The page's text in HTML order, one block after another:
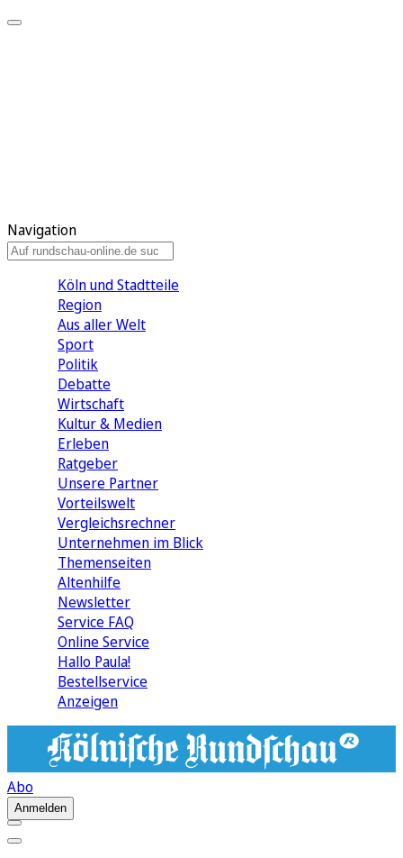
Navigation
Köln und Stadtteile
Region
Aus aller Welt
Sport
Politik
Debatte
Wirtschaft
Kultur & Medien
Erleben
Ratgeber
Unsere Partner
Vorteilswelt
Vergleichsrechner
Unternehmen im Blick
Themenseiten
Altenhilfe
Newsletter
Service FAQ
Online Service
Hallo Paula!
Bestellservice
Anzeigen
Abo
Anmelden